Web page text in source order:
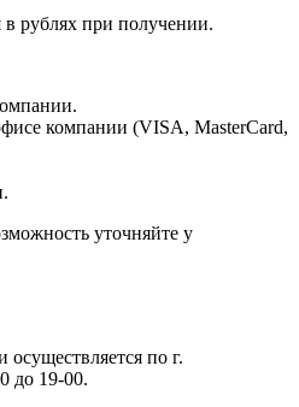
в рублях при получении.
компании (VISA, MasterCard,
уточняйте у
по г.
до 19-00.